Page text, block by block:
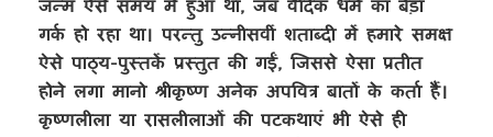
गर्क हो रहा था। परन्तु उन्नीसवीं शताब्दी में हमारे समक्ष
ऐसे पाठ्य-पुस्तकें प्रस्तुत की गईं, जिससे ऐसा प्रतीत
होने लगा मानो श्रीकृष्ण अनेक अपवित्र बातों के कर्ता हैं।
कृष्णलीला या रासलीलाओं की पटकथाएं भी ऐसे ही